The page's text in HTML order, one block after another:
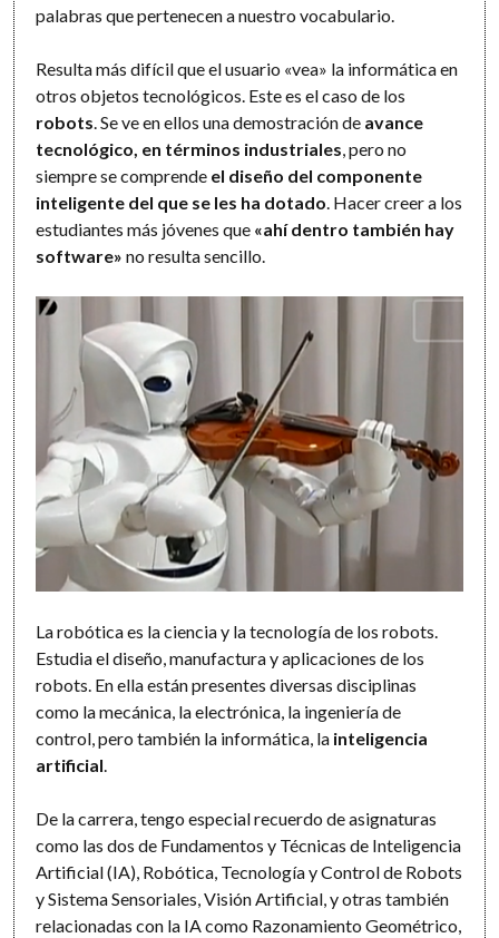
palabras que pertenecen a nuestro vocabulario.
Resulta más difícil que el usuario «vea» la informática en
otros objetos tecnológicos. Este es el caso de los
robots . Se ve en ellos una demostración de avance
tecnológico, en términos industriales , pero no
siempre se comprende el diseño del componente
inteligente del que se les ha dotado . Hacer creer a los
estudiantes más jóvenes que «ahí dentro también hay
software» no resulta sencillo.
La robótica es la ciencia y la tecnología de los robots.
Estudia el diseño, manufactura y aplicaciones de los
robots. En ella están presentes diversas disciplinas
como la mecánica, la electrónica, la ingeniería de
control, pero también la informática, la inteligencia
artificial.
De la carrera, tengo especial recuerdo de asignaturas
como las dos de Fundamentos y Técnicas de Inteligencia
Artificial (IA), Robótica, Tecnología y Control de Robots
y Sistema Sensoriales, Visión Artificial, y otras también
relacionadas con la IA como Razonamiento Geométrico,